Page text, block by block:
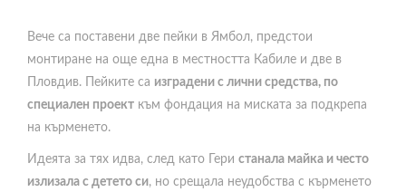
Вече са поставени две пейки в Ямбол, предстои
монтиране на още една в местността Кабиле и две в
Пловдив. Пейките са изградени с лични средства, по
специален проект към фондация на миската за подкрепа
на кърменето.
Идеята за тях идва, след като Гери станала майка и често
излизала с детето си, но срещала неудобства с кърменето